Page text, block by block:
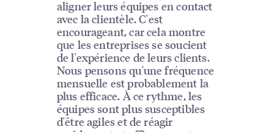
aligner leurs équipes en contact
avec la clientèle. C'est
encourageant, car cela montre
que les entreprises se soucient
de l'expérience de leurs clients.
Nous pensons qu'une fréquence
mensuelle est probablement la
plus efficace. À ce rythme, les
équipes sont plus susceptibles
d'être agiles et de réagir